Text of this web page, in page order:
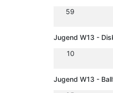
59
Jugend W13 -
10
Jugend W13 -